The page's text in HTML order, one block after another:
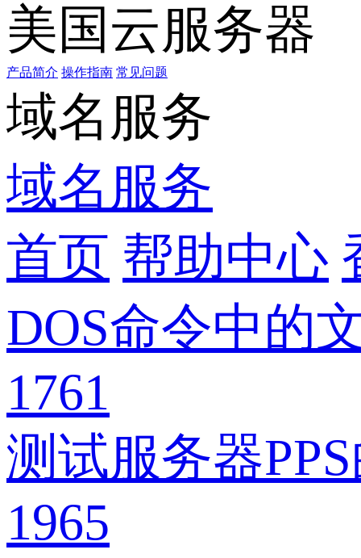
美国云服务器
产品简介 操作指南 常见问题
域名服务
域名服务
首页 帮助中心
DOS命令中的
1761
测试服务器
1965